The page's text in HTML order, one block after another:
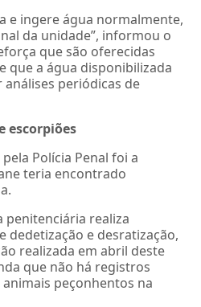
e ingere água normalmente,
da unidade”, informou o
que são oferecidas
que a água disponibilizada
periódicas de
escorpiões
Polícia Penal foi a
teria encontrado
penitenciária realiza
dedetização e desratização,
realizada em abril deste
que não há registros
peçonhentos na